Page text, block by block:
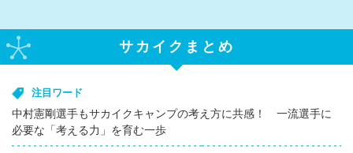
サカイクまとめ
注目ワード
中村憲剛選手もサカイクキャンプの考え方に共感！ 一流選手に
必要な「考える力」を育む一歩